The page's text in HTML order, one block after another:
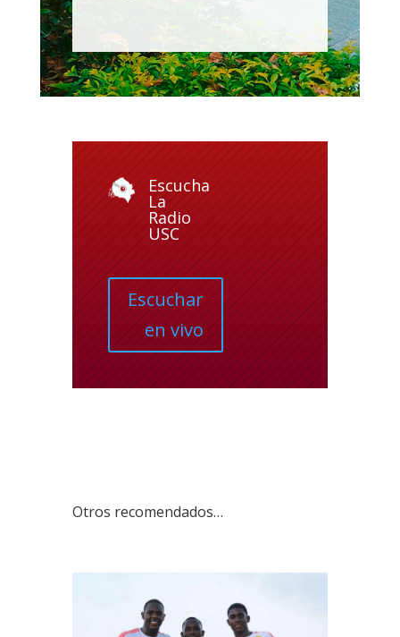
Escucha
La
Radio
USC
Escuchar
en vivo
Otros recomendados…